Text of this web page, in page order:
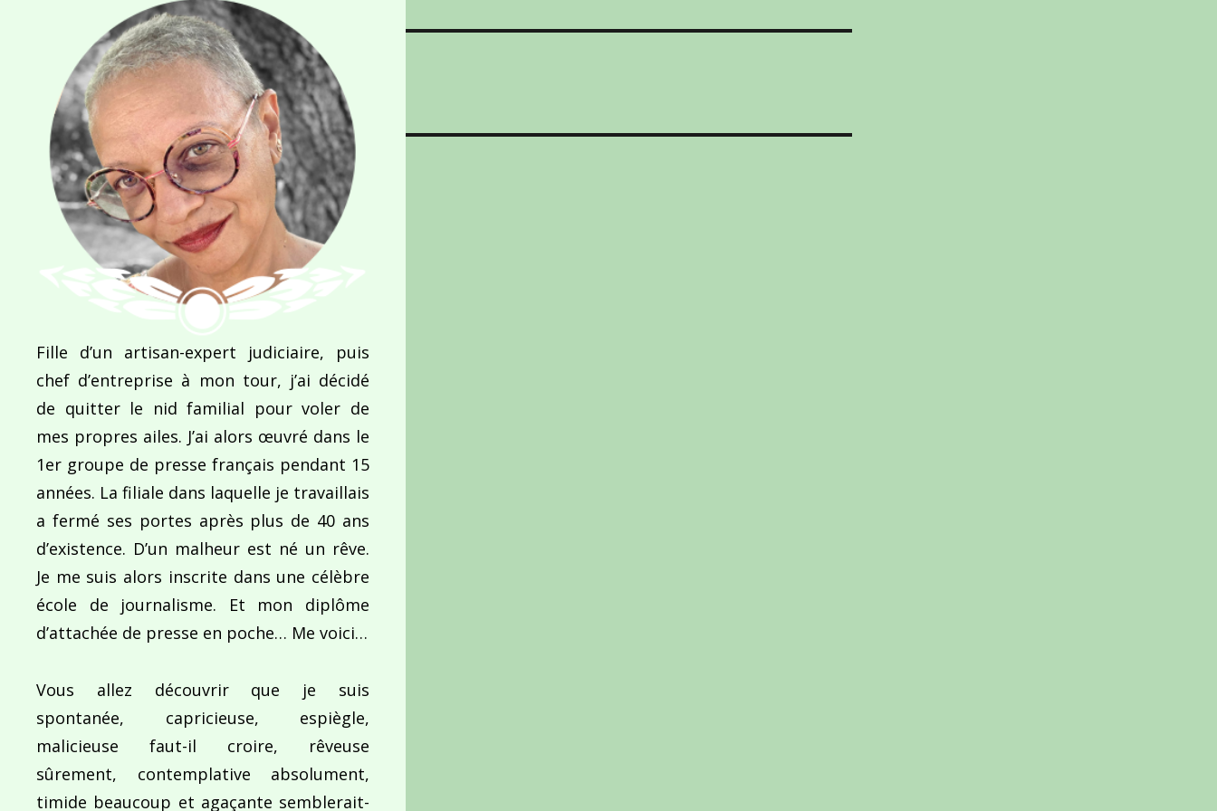
Navigation
l’article
Indomptable puissance
Fille d’un artisan-expert judiciaire, puis
chef d’entreprise à mon tour, j’ai décidé
de quitter le nid familial pour voler de
mes propres ailes. J’ai alors œuvré dans le
1er groupe de presse français pendant 15
années. La filiale dans laquelle je travaillais
a fermé ses portes après plus de 40 ans
d’existence. D’un malheur est né un rêve.
Je me suis alors inscrite dans une célèbre
école de journalisme. Et mon diplôme
d’attachée de presse en poche… Me voici…
Vous allez découvrir que je suis
spontanée, capricieuse, espiègle,
malicieuse faut-il croire, rêveuse
sûrement, contemplative absolument,
timide beaucoup et agaçante semblerait-